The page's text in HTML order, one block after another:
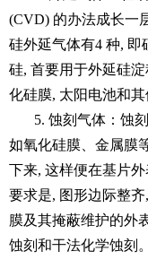
(CVD) 的办法成长一
硅外延气体有4 种,
硅, 首要用于外延硅
化硅膜, 太阳电池和
5. 蚀刻气体：蚀
如氧化硅膜、金属膜
下来, 这样便在基片
要求是, 图形边际整
膜及其掩蔽维护的外
蚀刻和干法化学蚀刻